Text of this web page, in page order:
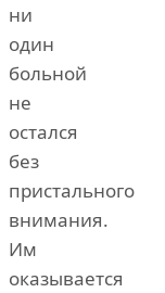
ни
один
больной
не
остался
без
пристального
внимания.
Им
оказывается